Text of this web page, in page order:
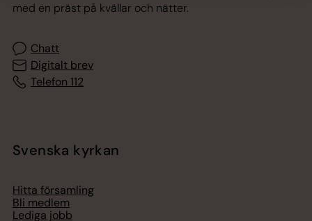
med en präst på kvällar och nätter.
Chatt
Digitalt brev
Telefon 112
Svenska kyrkan
Hitta församling
Bli medlem
Lediga jobb